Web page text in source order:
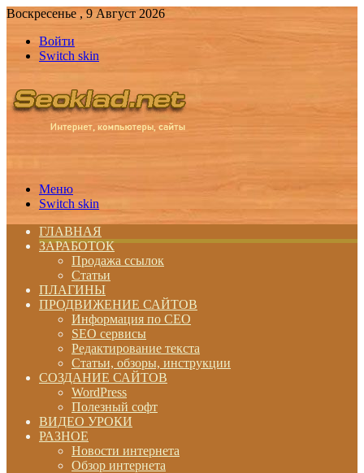
Воскресенье , 9 Август 2026
Войти
Switch skin
Меню
Switch skin
ГЛАВНАЯ
ЗАРАБОТОК
Продажа ссылок
Статьи
ПЛАГИНЫ
ПРОДВИЖЕНИЕ САЙТОВ
Информация по СЕО
SEO сервисы
Редактирование текста
Статьи, обзоры, инструкции
СОЗДАНИЕ САЙТОВ
WordPress
Полезный софт
ВИДЕО УРОКИ
РАЗНОЕ
Новости интернета
Обзор интернета